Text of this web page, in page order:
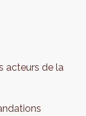
acteurs de la